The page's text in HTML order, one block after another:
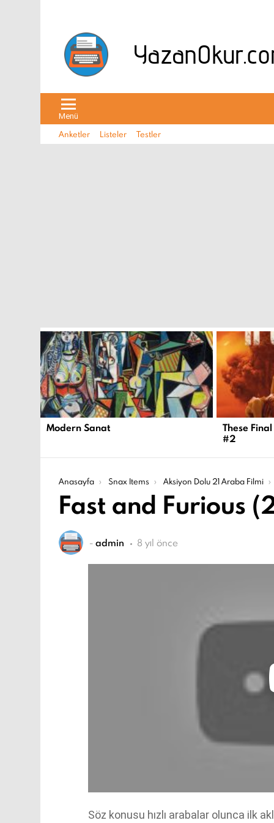
Menü
Anketler Listeler Testler
EN
YENI
İÇERIKLER
Modern Sanat
These
#2
Şu an buradasın:
Anasayfa Snax Items Aksiyon Dolu 21 Araba Filmi
Fast and Furious
- admin 8 yıl önce
Söz konusu hızlı arabalar olunca ilk